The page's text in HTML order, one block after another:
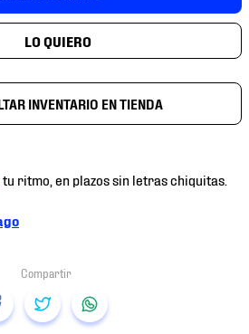
INVENTARIO EN TIENDA